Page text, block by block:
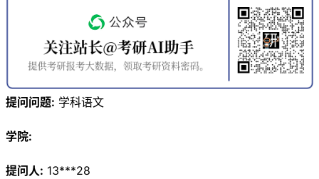
提问问题: 学科语文
学院:
提问人: 13***28